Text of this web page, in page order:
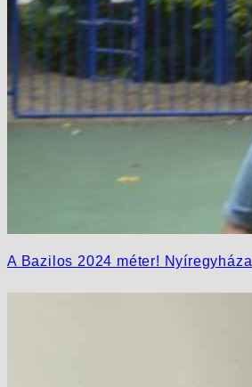
A Bazilos 2024 méter! Nyíregyháza